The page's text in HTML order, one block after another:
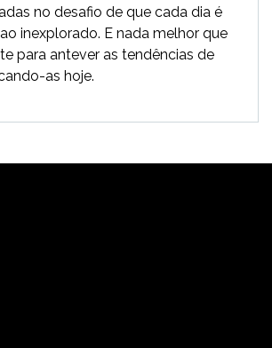
no desafio de que cada dia é
inexplorado. E nada melhor que
para antever as tendências de
as hoje.